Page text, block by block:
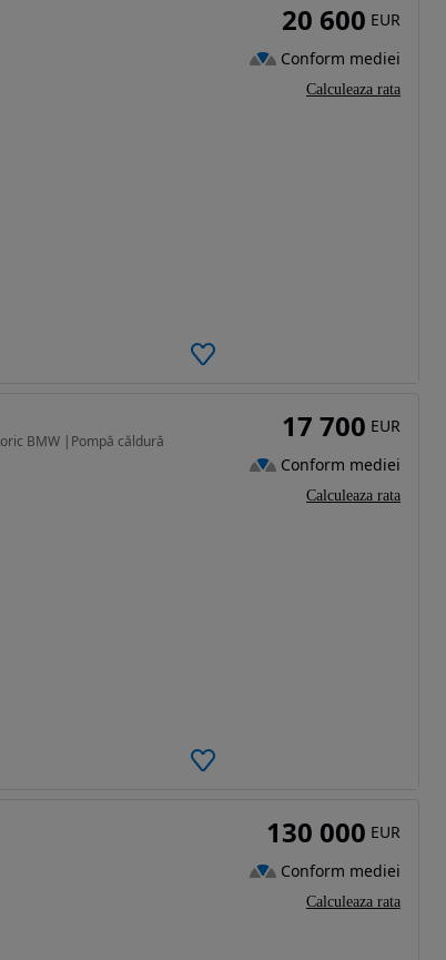
20 600 EUR
Conform mediei
Calculeaza rata
BMW |Pompă căldură 17 700 EUR
Conform mediei
Calculeaza rata
130 000 EUR
Conform mediei
Calculeaza rata